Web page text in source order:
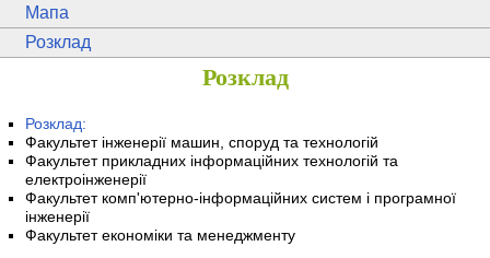
Мапа
Розклад
Розклад
Розклад:
Факультет інженерії машин, споруд та технологій
Факультет прикладних інформаційних технологій та
електроінженерії
Факультет комп'ютерно-інформаційних систем і програмної
інженерії
Факультет економіки та менеджменту